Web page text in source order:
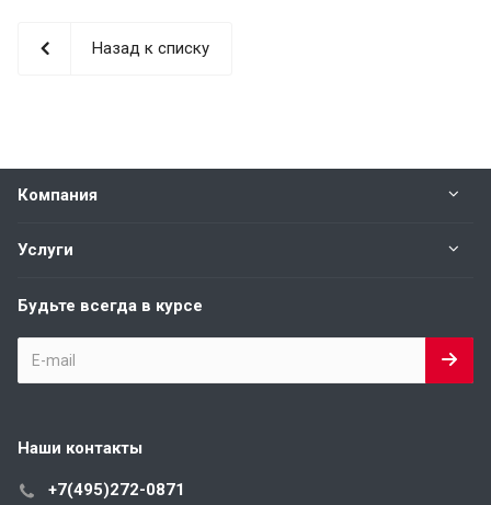
Назад к списку
Компания
Услуги
Будьте всегда в курсе
Наши контакты
+7(495)272-0871